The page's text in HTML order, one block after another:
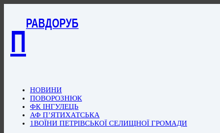
П
РАВДОРУБ
НОВИНИ
ПОВОРОЗНЮК
ФК ІНГУЛЕЦЬ
АФ П’ЯТИХАТСЬКА
1ВОЇНИ ПЕТРІВСЬКОЇ СЕЛИЩНОЇ ГРОМАДИ